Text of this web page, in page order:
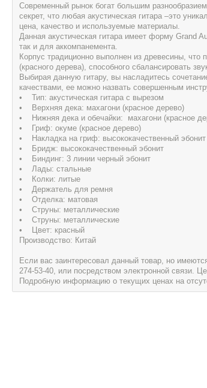
Современный рынок богат большим
секрет, что любая акустическая гитара –это
цена, качество и используемые материалы.
Данная акустическая гитара имеет форму Grand
так и для аккомпанемента.
Корпус традиционно выполнен из древесины, что
(красного дерева), способного сбалансировать
Выбирая данную гитару, вы насладитесь
качествами, ее можно назвать совершенным
• Тип: акустическая гитара с вырезом
• Верхняя дека: махагони (красное дерево)
• Нижняя дека и обечайки: махагони (красное
• Гриф: окуме (красное дерево)
• Накладка на гриф: высококачественный эбонит
• Бридж: высококачественный эбонит
• Биндинг: 3 линии черный эбонит
• Лады: стальные
• Колки: литые
• Держатель для ремня
• Отделка: матовая
• Струны: металлические
• Струны: металлические
• Цвет: красный
Производство: Китай
Если вас заинтересовал данный товар, но
274-53-40, или посредством электронной связи.
Подробную информацию о текущих ценах на